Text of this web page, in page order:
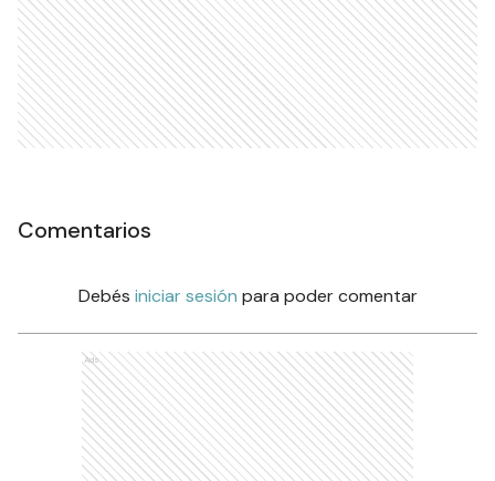
Comentarios
Debés iniciar sesión para poder comentar
Ads